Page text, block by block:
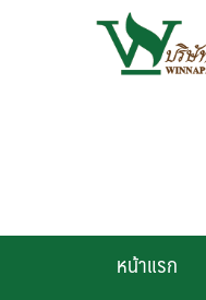
หน้าแรก